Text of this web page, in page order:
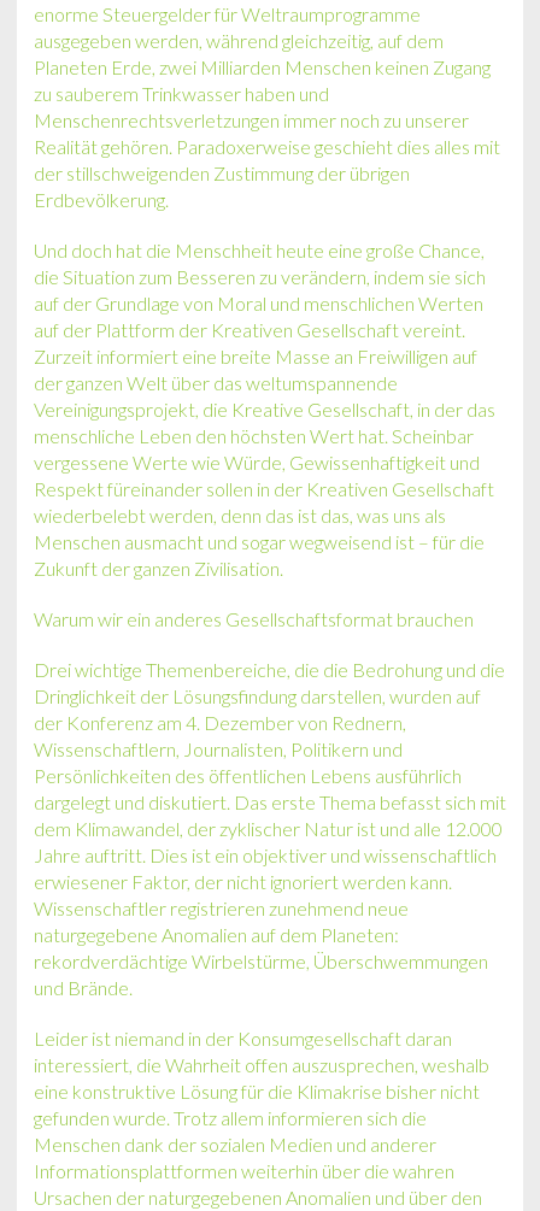
enorme Steuergelder für Weltraumprogramme
ausgegeben werden, während gleichzeitig, auf dem
Planeten Erde, zwei Milliarden Menschen keinen Zugang
zu sauberem Trinkwasser haben und
Menschenrechtsverletzungen immer noch zu unserer
Realität gehören. Paradoxerweise geschieht dies alles mit
der stillschweigenden Zustimmung der übrigen
Erdbevölkerung.
Und doch hat die Menschheit heute eine große Chance,
die Situation zum Besseren zu verändern, indem sie sich
auf der Grundlage von Moral und menschlichen Werten
auf der Plattform der Kreativen Gesellschaft vereint.
Zurzeit informiert eine breite Masse an Freiwilligen auf
der ganzen Welt über das weltumspannende
Vereinigungsprojekt, die Kreative Gesellschaft, in der das
menschliche Leben den höchsten Wert hat. Scheinbar
vergessene Werte wie Würde, Gewissenhaftigkeit und
Respekt füreinander sollen in der Kreativen Gesellschaft
wiederbelebt werden, denn das ist das, was uns als
Menschen ausmacht und sogar wegweisend ist – für die
Zukunft der ganzen Zivilisation.
Warum wir ein anderes Gesellschaftsformat brauchen
Drei wichtige Themenbereiche, die die Bedrohung und die
Dringlichkeit der Lösungsfindung darstellen, wurden auf
der Konferenz am 4. Dezember von Rednern,
Wissenschaftlern, Journalisten, Politikern und
Persönlichkeiten des öffentlichen Lebens ausführlich
dargelegt und diskutiert. Das erste Thema befasst sich mit
dem Klimawandel, der zyklischer Natur ist und alle 12.000
Jahre auftritt. Dies ist ein objektiver und wissenschaftlich
erwiesener Faktor, der nicht ignoriert werden kann.
Wissenschaftler registrieren zunehmend neue
naturgegebene Anomalien auf dem Planeten:
rekordverdächtige Wirbelstürme, Überschwemmungen
und Brände.
Leider ist niemand in der Konsumgesellschaft daran
interessiert, die Wahrheit offen auszusprechen, weshalb
eine konstruktive Lösung für die Klimakrise bisher nicht
gefunden wurde. Trotz allem informieren sich die
Menschen dank der sozialen Medien und anderer
Informationsplattformen weiterhin über die wahren
Ursachen der naturgegebenen Anomalien und über den